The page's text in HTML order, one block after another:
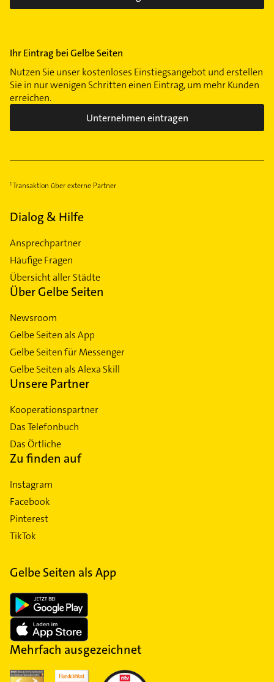
Ihr Eintrag bei Gelbe Seiten
Nutzen Sie unser kostenloses Einstiegsangebot und erstellen
Sie in nur wenigen Schritten einen Eintrag, um mehr Kunden
erreichen.
Unternehmen eintragen
Transaktion über externe Partner
Dialog & Hilfe
Ansprechpartner
Häufige Fragen
Übersicht aller Städte
Über Gelbe Seiten
Newsroom
Gelbe Seiten als App
Gelbe Seiten für Messenger
Gelbe Seiten als Alexa Skill
Unsere Partner
Kooperationspartner
Das Telefonbuch
Das Örtliche
Zu finden auf
Instagram
Facebook
Pinterest
TikTok
Gelbe Seiten als App
Mehrfach ausgezeichnet